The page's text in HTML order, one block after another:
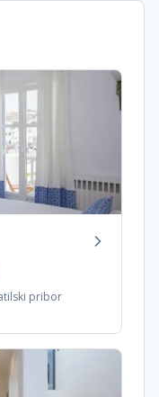
pribor